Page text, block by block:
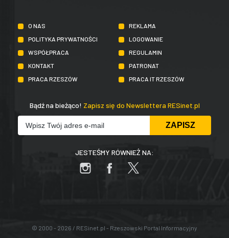
O NAS
REKLAMA
POLITYKA PRYWATNOŚCI
LOGOWANIE
WSPÓŁPRACA
REGULAMIN
KONTAKT
PATRONAT
PRACA RZESZÓW
PRACA IT RZESZÓW
Bądź na bieżąco! Zapisz się do Newslettera RESinet.pl
JESTEŚMY RÓWNIEŻ NA:
© 2000 - 2026 / RESinet.pl - Rzeszowski Portal Informacyjny